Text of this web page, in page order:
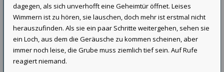
dagegen, als sich unverhofft eine Geheimtür öffnet. Leises
Wimmern ist zu hören, sie lauschen, doch mehr ist erstmal nicht
herauszufinden. Als sie ein paar Schritte weitergehen, sehen sie
ein Loch, aus dem die Geräusche zu kommen scheinen, aber
immer noch leise, die Grube muss ziemlich tief sein. Auf Rufe
reagiert niemand.